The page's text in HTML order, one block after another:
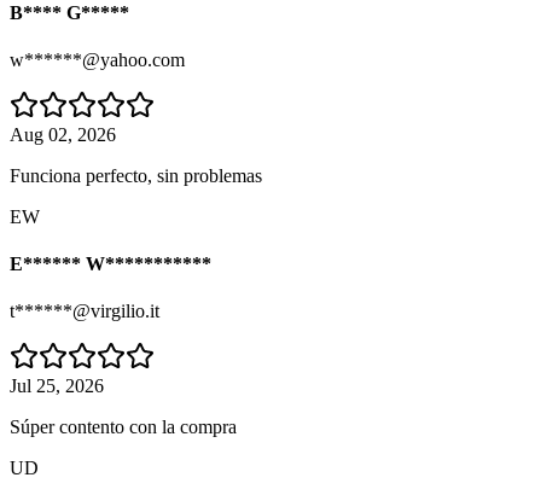
B**** G*****
w******@yahoo.com
Aug 02, 2026
Funciona perfecto, sin problemas
EW
E****** W***********
t******@virgilio.it
Jul 25, 2026
Súper contento con la compra
UD